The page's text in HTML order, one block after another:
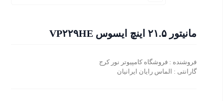
مانیتور ۲۱.۵ اینچ ایسوس VP۲۲۹HE
فروشنده : فروشگاه کامپیوتر نور کرج
گارانتی : الماس رایان ایرانیان